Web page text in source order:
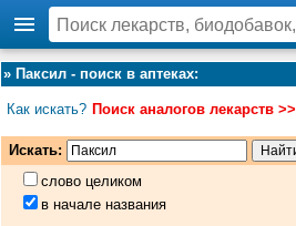
» Паксил - поиск в аптеках:
Как искать? Поиск аналогов лекарств >>
Искать:
слово целиком
в начале названия